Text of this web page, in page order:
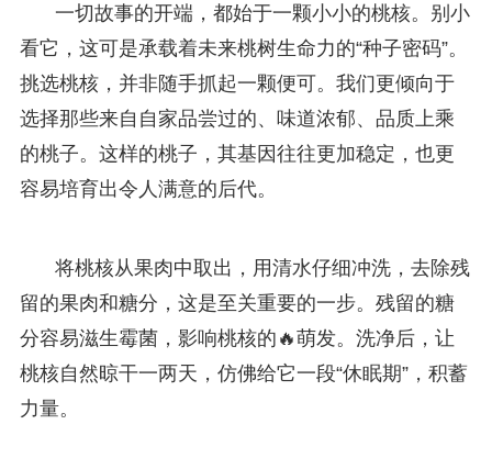
一切故事的开端，都始于一颗小小的桃核。别小
看它，这可是承载着未来桃树生命力的“种子密码”。
挑选桃核，并非随手抓起一颗便可。我们更倾向于
选择那些来自自家品尝过的、味道浓郁、品质上乘
的桃子。这样的桃子，其基因往往更加稳定，也更
容易培育出令人满意的后代。
将桃核从果肉中取出，用清水仔细冲洗，去除残
留的果肉和糖分，这是至关重要的一步。残留的糖
分容易滋生霉菌，影响桃核的🔥萌发。洗净后，让
桃核自然晾干一两天，仿佛给它一段“休眠期”，积蓄
力量。